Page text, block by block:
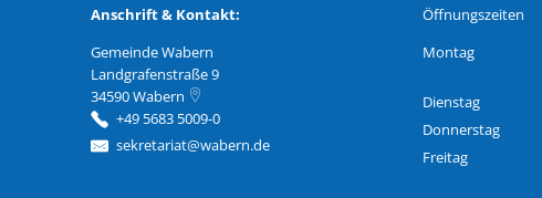
Anschrift & Kontakt:
Gemeinde Wabern
Landgrafenstraße 9
34590Wabern
+49 5683 5009-0
sekretariat@wabern.de
Öffnungszeiten
Montag
Dienstag
Donnerstag
Freitag